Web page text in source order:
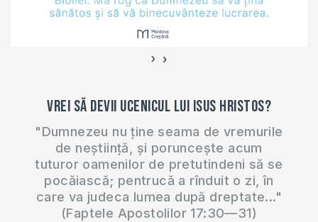
‹ ›
Vrei să devii ucenicul lui Isus Hristos?
"Dumnezeu nu ține seama de vremurile
de neștiință, și poruncește acum
tuturor oamenilor de pretutindeni să se
pocăiască; pentrucă a rînduit o zi, în
care va judeca lumea după dreptate..."
(Faptele Apostolilor 17:30—31)